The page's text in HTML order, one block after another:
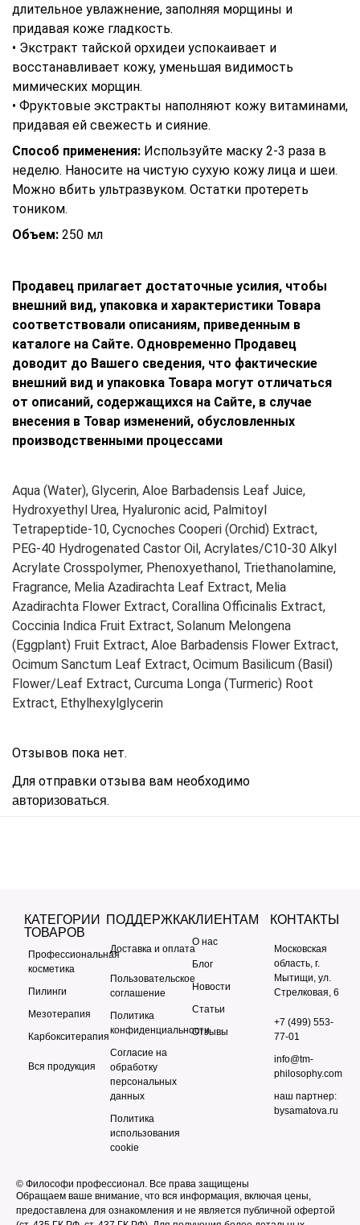
длительное увлажнение, заполняя морщины и
придавая коже гладкость.
• Экстракт тайской орхидеи успокаивает и
восстанавливает кожу, уменьшая видимость
мимических морщин.
• Фруктовые экстракты наполняют кожу витаминами,
придавая ей свежесть и сияние.
Способ применения: Используйте маску 2-3 раза в
неделю. Наносите на чистую сухую кожу лица и шеи.
Можно вбить ультразвуком. Остатки протереть
тоником.
Объем: 250 мл
Продавец прилагает достаточные усилия, чтобы
внешний вид, упаковка и характеристики Товара
соответствовали описаниям, приведенным в
каталоге на Сайте. Одновременно Продавец
доводит до Вашего сведения, что фактические
внешний вид и упаковка Товара могут отличаться
от описаний, содержащихся на Сайте, в случае
внесения в Товар изменений, обусловленных
производственными процессами
Aqua (Water), Glycerin, Aloe Barbadensis Leaf Juice,
Hydroxyethyl Urea, Hyaluronic acid, Palmitoyl
Tetrapeptide-10, Cycnoches Cooperi (Orchid) Extract,
PEG-40 Hydrogenated Castor Oil, Acrylates/C10-30 Alkyl
Acrylate Crosspolymer, Phenoxyethanol, Triethanolamine,
Fragrance, Melia Azadirachta Leaf Extract, Melia
Azadirachta Flower Extract, Corallina Officinalis Extract,
Coccinia Indica Fruit Extract, Solanum Melongena
(Eggplant) Fruit Extract, Aloe Barbadensis Flower Extract,
Ocimum Sanctum Leaf Extract, Ocimum Basilicum (Basil)
Flower/Leaf Extract, Curcuma Longa (Turmeric) Root
Extract, Ethylhexylglycerin
Отзывов пока нет.
Для отправки отзыва вам необходимо
авторизоваться.
КАТЕГОРИИ
ТОВАРОВ
Профессиональная
косметика
Пилинги
Мезотерапия
Карбокситерапия
Вся продукция
ПОДДЕРЖКА
Доставка и оплата
Пользовательское
соглашение
Политика
конфиденциальности
Согласие на
обработку
персональных
данных
Политика
использования
cookie
КЛИЕНТАМ
О нас
Блог
Новости
Статьи
Отзывы
КОНТАКТЫ
Московская
область, г.
Мытищи, ул.
Стрелковая, 6
+7 (499) 553-
77-01
info@tm-
philosophy.com
наш партнер:
bysamatova.ru
© Философи профессионал. Все права защищены
Обращаем ваше внимание, что вся информация, включая цены,
предоставлена для ознакомления и не является публичной офертой